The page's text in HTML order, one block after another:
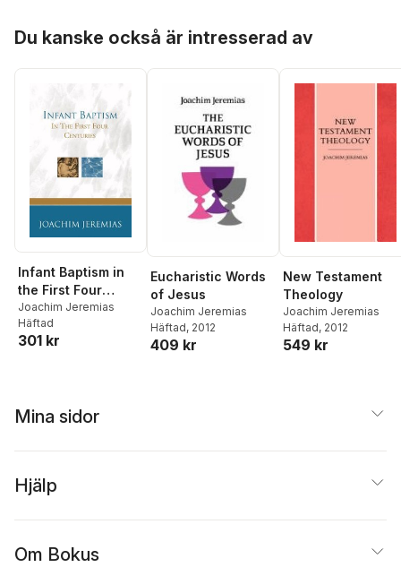
Du kanske också är intresserad av
Infant Baptism in
the First Four
Centuries
Joachim Jeremias
Häftad
301 kr
Eucharistic Words
of Jesus
Joachim Jeremias
Häftad, 2012
409 kr
New Testament
Theology
Joachim Jeremias
Häftad, 2012
549 kr
Mina sidor
Hjälp
Om Bokus